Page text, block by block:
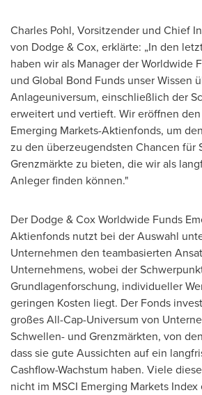
Charles Pohl, Vorsitzender und Chief
von Dodge& Cox, erklärte: „In den
haben wir als Manager der Worldwide
und Global Bond Funds unser Wissen
Anlageuniversum, einschließlich der
erweitert und vertieft. Wir eröffnen
Emerging Markets-Aktienfonds, um
zu den überzeugendsten Chancen für
Grenzmärkte zu bieten, die wir als
Anleger finden können."
Der Dodge& Cox Worldwide Funds
Aktienfonds nutzt bei der Auswahl
Unternehmen den teambasierten
Unternehmens, wobei der
Grundlagenforschung, individueller
geringen Kosten liegt. Der Fonds
großes All-Cap-Universum von
Schwellen- und Grenzmärkten, von
dass sie gute Aussichten auf ein
Cashflow-Wachstum haben. Viele
nicht im MSCI Emerging Markets